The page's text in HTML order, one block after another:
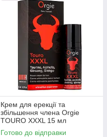
Крем для ерекції та
збільшення члена Orgie
TOURO XXXL 15 мл
Love&Life -online-multimarket-
Готово до відправки